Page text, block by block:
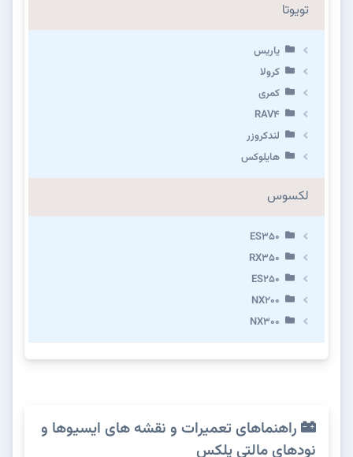
تویوتا
یاریس
کرولا
کمری
RAV4
لندکروزر
هایلوکس
لکسوس
ES350
RX350
ES250
NX200
NX300
راهنماهای تعمیرات و نقشه های ایسیوها و
نودهای مالتی پلکس